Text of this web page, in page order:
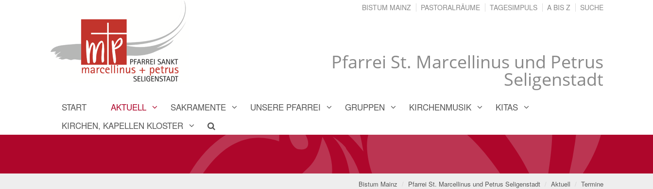
Pfarrei St. Marcellinus und Petrus
Seligenstadt
BISTUM MAINZ PASTORALRÄUME TAGESIMPULS A BIS Z SUCHE
START AKTUELL SAKRAMENTE UNSERE PFARREI GRUPPEN KIRCHENMUSIK
KITAS
KIRCHEN, KAPELLEN KLOSTER
Bistum Mainz Pfarrei St. Marcellinus und Petrus Seligenstadt Aktuell Termine